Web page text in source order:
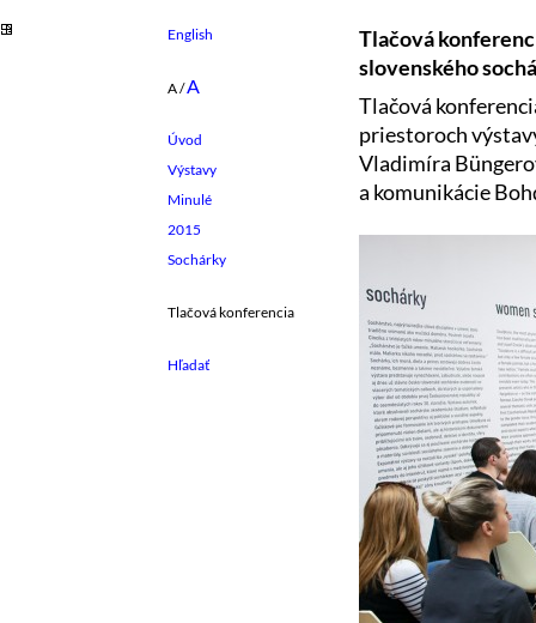
English
A/A
Úvod
Výstavy
Minulé
2015
Sochárky
Tlačová konferencia
Tlačová
slovenského
Tlačová
priestoroch
Vladimíra
a komunikácie